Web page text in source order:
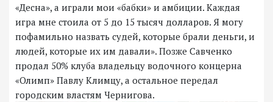
«Десна», а играли мои «бабки» и амбиции. Каждая
игра мне стоила от 5 до 15 тысяч долларов. Я могу
пофамильно назвать судей, которые брали деньги, и
людей, которые их им давали». Позже Савченко
продал 50% клуба владельцу водочного концерна
«Олимп» Павлу Климцу, а остальное передал
городским властям Чернигова.